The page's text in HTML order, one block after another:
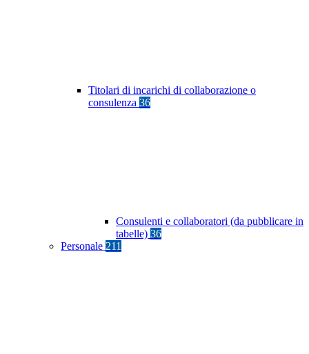
Titolari di incarichi di collaborazione o
consulenza 36
Consulenti e collaboratori (da pubblicare in
tabelle) 36
Personale 211